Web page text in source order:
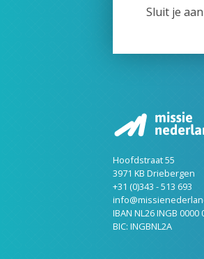
Sluit je
Hoofdstraat 55
3971 KB Driebergen
+31 (0)343 - 513 693
IBAN NL26 INGB 0000
BIC: INGBNL2A